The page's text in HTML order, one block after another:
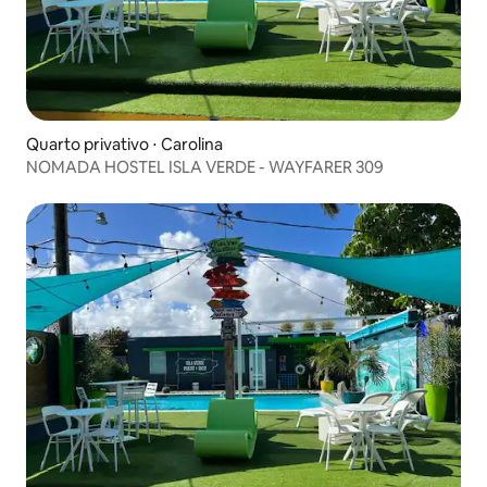
Quarto privativo ⋅ Carolina
NOMADA HOSTEL ISLA VERDE - WAYFARER 309